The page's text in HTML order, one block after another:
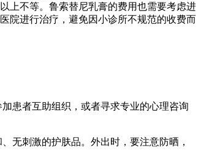
上不等。鲁索替尼乳膏的费用也需要考虑进
院进行治疗，避免因小诊所不规范的收费而
患者互助组织，或者寻求专业的心理咨询
无刺激的护肤品。外出时，要注意防晒，